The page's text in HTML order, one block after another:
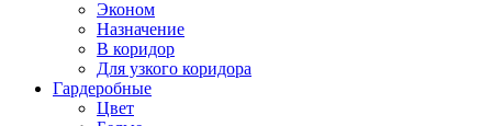
Эконом
Назначение
В коридор
Для узкого коридора
Гардеробные
Цвет